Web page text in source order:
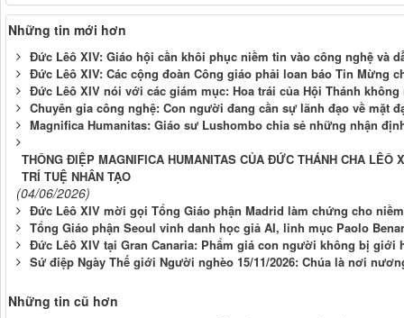
Những tin mới hơn
Đức Lêô XIV: Giáo hội cần khôi phục niềm tin vào công nghệ và
Đức Lêô XIV: Các cộng đoàn Công giáo phải loan báo Tin Mừng
Đức Lêô XIV nói với các giám mục: Hoa trái của Hội Thánh
Chuyên gia công nghệ: Con người đang cần sự lãnh đạo về mặt
Magnifica Humanitas: Giáo sư Lushombo chia sẻ những nhận
THÔNG ĐIỆP MAGNIFICA HUMANITAS CỦA ĐỨC THÁNH CHA
TRÍ TUỆ NHÂN TẠO
(04/06/2026)
Đức Lêô XIV mời gọi Tổng Giáo phận Madrid làm chứng cho
Tổng Giáo phận Seoul vinh danh học giả AI, linh mục Paolo
Đức Lêô XIV tại Gran Canaria: Phẩm giá con người không bị giới
Sứ điệp Ngày Thế giới Người nghèo 15/11/2026: Chúa là nơi
Những tin cũ hơn